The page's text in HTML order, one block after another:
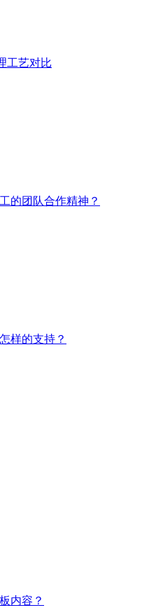
工艺对比
的团队合作精神？
样的支持？
内容？